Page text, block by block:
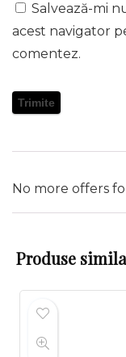
Salvează-mi
acest navigator
comentez.
No more offers
Produse